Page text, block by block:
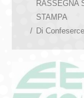
RASSEGNA
STAMPA
Di